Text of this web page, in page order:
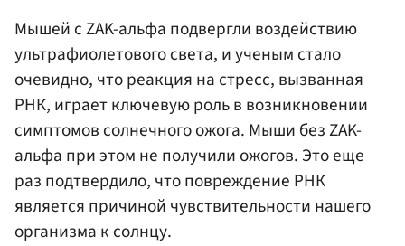
Мышей с ZAK-альфа подвергли воздействию
ультрафиолетового света, и ученым стало
очевидно, что реакция на стресс, вызванная
РНК, играет ключевую роль в возникновении
симптомов солнечного ожога. Мыши без ZAK-
альфа при этом не получили ожогов. Это еще
раз подтвердило, что повреждение РНК
является причиной чувствительности нашего
организма к солнцу.